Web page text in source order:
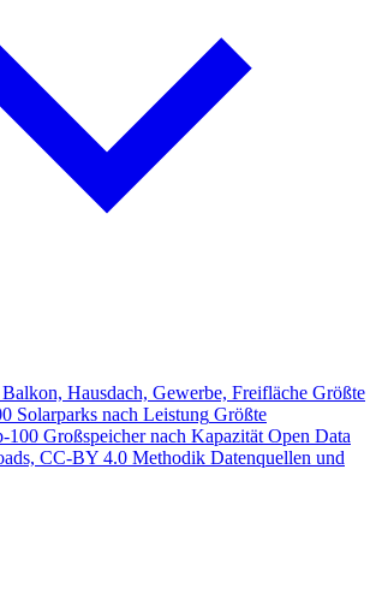
Balkon, Hausdach, Gewerbe, Freifläche Größte
Solarparks nach Leistung Größte
100 Großspeicher nach Kapazität Open Data
CC-BY 4.0 Methodik Datenquellen und